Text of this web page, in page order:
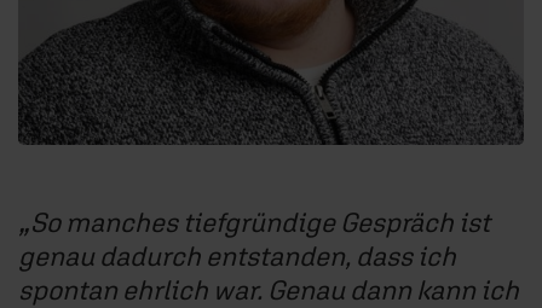
So manches tiefgründige Gespräch ist
genau dadurch entstanden, dass ich
spontan ehrlich war. Genau dann kann ich